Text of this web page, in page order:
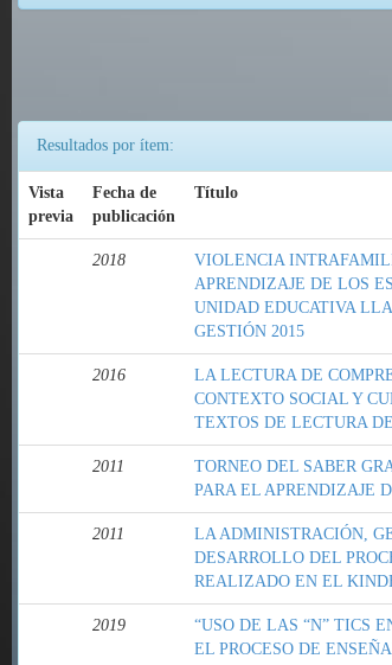
Resultados por ítem:
Vista
previa
Fecha de
publicación
Título
2018
VIOLENCIA
APRENDIZAJE DE LOS
UNIDAD EDUCATIVA
GESTIÓN 2015
2016
LA LECTURA DE
CONTEXTO SOCIAL Y
TEXTOS DE LECTURA
2011
TORNEO DEL SABER
PARA EL APRENDIZAJE
2011
LA ADMINISTRACIÓN,
DESARROLLO DEL
REALIZADO EN EL
2019
“USO DE LAS “N” TICS
EL PROCESO DE